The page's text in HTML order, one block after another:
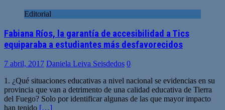
Editorial
Fabiana Ríos, la garantía de accesibilidad a Tics
equiparaba a estudiantes más desfavorecidos
7 abril, 2017 Daniela Leiva Seisdedos 0
1. ¿Qué situaciones educativas a nivel nacional se evidencias en su
provincia que van a detrimento de una calidad educativa de Tierra
del Fuego? Solo por identificar algunas de las que mayor impacto
han tenido […]